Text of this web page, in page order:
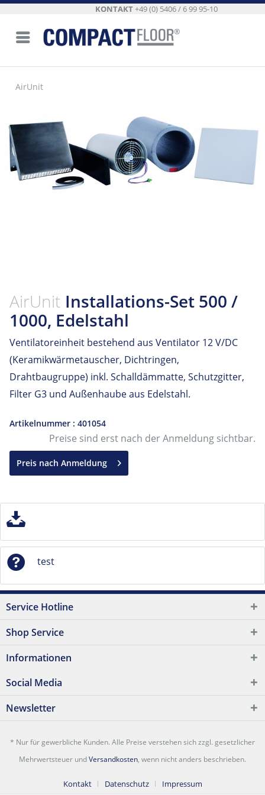
KONTAKT+49 (0) 5406 / 6 99 95-10
AirUnit
AirUnit Installations-Set 500 /
1000, Edelstahl
Ventilatoreinheit bestehend aus Ventilator 12 V/DC
(Keramikwärmetauscher, Dichtringen,
Drahtbaugruppe) inkl. Schalldämmatte, Schutzgitter,
Filter G3 und Außenhaube aus Edelstahl.
Artikelnummer : 401054
Preise sind erst nach der Anmeldung sichtbar.
Preis nach Anmeldung
test
Service Hotline
Shop Service
Informationen
Social Media
Newsletter
* Nur für gewerbliche Kunden. Alle Preise verstehen sich zzgl. gesetzlicher
Mehrwertsteuer undVersandkosten, wenn nicht anders beschrieben.
Kontakt Datenschutz Impressum